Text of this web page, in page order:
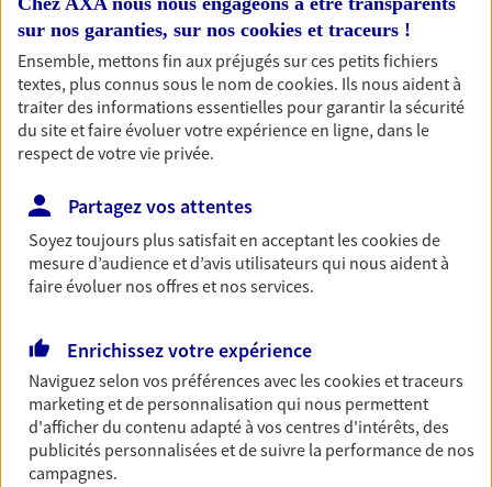
Ouvre à 09:00
03 81 51 52 25
NOUS CONTACTER
N° Orias * (orias.fr) : 07013187
Arnaud Jacques
Conseiller AXA Epargne et Protection
25000 Besancon
sur nos garanties, sur nos cookies et traceurs !
Ensemble, mettons fin aux préjugés sur ces petits fichiers
textes, plus connus sous le nom decookies. Ils nous aident à
traiter des informations essentielles pour garantir la sécurité
du site et faire évoluer votre expérience en ligne, dans le
respect de votre vie privée.
Partagez vos attentes
Soyez toujours plus satisfait en acceptant lescookiesde
mesure d’audience et d’avis utilisateurs qui nous aident à
faire évoluer nos offres et nos services.
Enrichissez votre expérience
Naviguez selon vos préférences avec lescookies et traceurs
marketing et de personnalisation qui nous permettent
d'afficher du contenu adapté à vos centres d'intérêts, des
publicités personnalisées et de suivre la performance de nos
campagnes.